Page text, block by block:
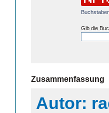
Gib die
Zusammenfassung
Autor: